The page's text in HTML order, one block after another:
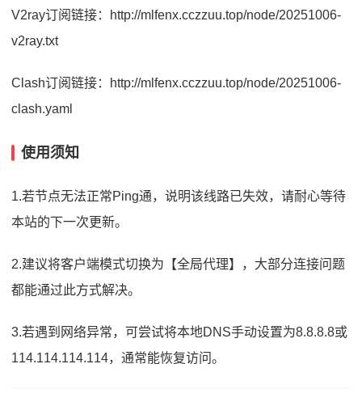
V2ray订阅链接：http://mlfenx.cczzuu.top/node/20251006-
v2ray.txt
Clash订阅链接：http://mlfenx.cczzuu.top/node/20251006-
clash.yaml
使用须知
1.若节点无法正常Ping通，说明该线路已失效，请耐心等待
本站的下一次更新。
2.建议将客户端模式切换为【全局代理】，大部分连接问题
都能通过此方式解决。
3.若遇到网络异常，可尝试将本地DNS手动设置为8.8.8.8或
114.114.114.114，通常能恢复访问。